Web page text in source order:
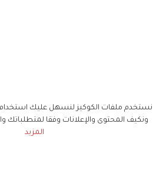
نستخدم ملفات الكوكيز لنسهل عليك استخدام
ونكيف المحتوى والإعلانات وفقا لمتطلباتك
المزيد